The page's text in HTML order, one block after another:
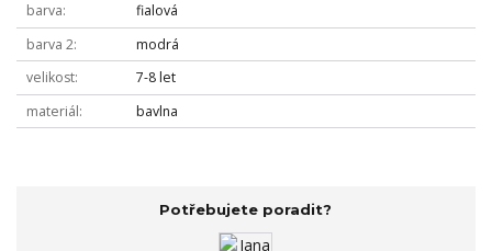
barva
fialová
barva 2
modrá
velikost
7-8 let
materiál
bavlna
Potřebujete poradit?